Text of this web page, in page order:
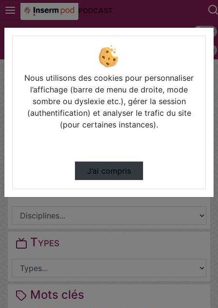
PODCAST
Mode
Police
Contactez nous
Champs obligatoires
Les champs marqués avec un astérisque sont
obligatoires.
Disciplines
Types
Mots clés
Nous utilisons des cookies pour personnaliser
l’affichage (barre de menu de droite, mode
sombre ou dyslexie etc.), gérer la session
(authentification) et analyser le trafic du site
(pour certaines instances).
J’ai compris